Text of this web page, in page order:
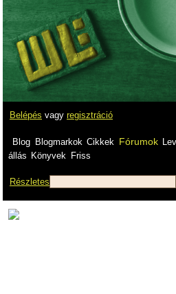
Belépés vagy regisztráció
Blog Blogmarkok Cikkek Fórumok
állás Könyvek Friss
Részletes